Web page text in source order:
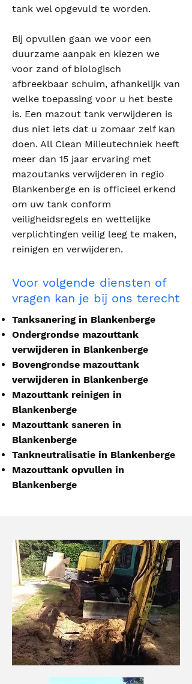
tank wel opgevuld te worden.
Bij opvullen gaan we voor een
duurzame aanpak en kiezen we
voor zand of biologisch
afbreekbaar schuim, afhankelijk van
welke toepassing voor u het beste
is. Een mazout tank verwijderen is
dus niet iets dat u zomaar zelf kan
doen. All Clean Milieutechniek heeft
meer dan 15 jaar ervaring met
mazoutanks verwijderen in regio
Blankenberge en is officieel erkend
om uw tank conform
veiligheidsregels en wettelijke
verplichtingen veilig leeg te maken,
reinigen en verwijderen.
Voor volgende diensten of
vragen kan je bij ons terecht
Tanksanering in Blankenberge
Ondergrondse mazouttank
verwijderen in Blankenberge
Bovengrondse mazouttank
verwijderen in Blankenberge
Mazouttank reinigen in
Blankenberge
Mazouttank saneren in
Blankenberge
Tankneutralisatie in Blankenberge
Mazouttank opvullen in
Blankenberge